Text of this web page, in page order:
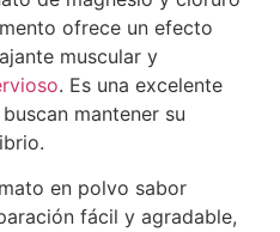
ofrece un efecto
muscular y
. Es una excelente
mantener su
en polvo sabor
fácil y agradable,